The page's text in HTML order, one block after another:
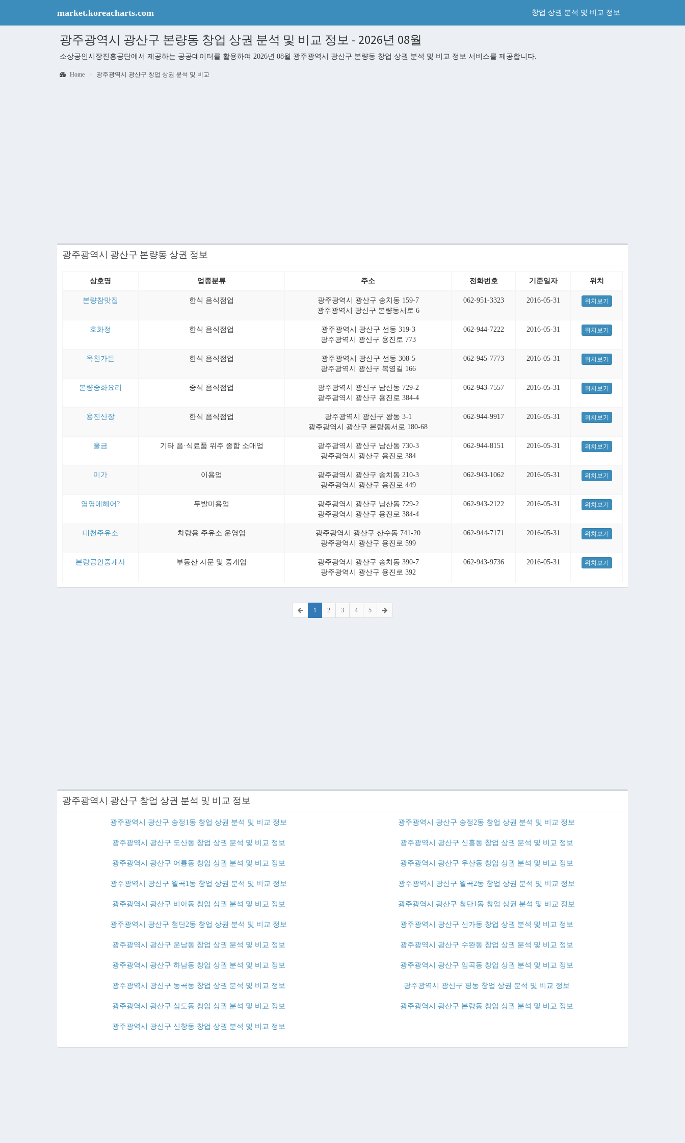
market.koreacharts.com 창업 상권 분석 및 비교 정보
광주광역시 광산구 본량동 창업 상권 분석 및 비교 정보 - 2026년 08월
소상공인시장진흥공단에서 제공하는 공공데이터를 활용하여 2026년 08월 광주광역시 광산구 본량동 창업 상권 분석 및 비교 정보 서비스를 제공합니다.
Home 광주광역시 광산구 창업 상권 분석 및 비교
광주광역시 광산구 본량동 상권 정보
상호명 업종분류 주소 전화번호 기준일자 위치
본량참맛집 한식 음식점업
광주광역시 광산구 송치동 159-7
광주광역시 광산구 본량동서로 6
062-951-3323 2016-05-31 위치보기
호화정 한식 음식점업
광주광역시 광산구 선동 319-3
광주광역시 광산구 용진로 773
062-944-7222 2016-05-31 위치보기
옥천가든 한식 음식점업
광주광역시 광산구 선동 308-5
광주광역시 광산구 복영길 166
062-945-7773 2016-05-31 위치보기
본량중화요리 중식 음식점업
광주광역시 광산구 남산동 729-2
광주광역시 광산구 용진로 384-4
062-943-7557 2016-05-31 위치보기
용진산장 한식 음식점업
광주광역시 광산구 왕동 3-1
광주광역시 광산구 본량동서로 180-68
062-944-9917 2016-05-31 위치보기
울금 기타 음·식료품 위주 종합 소매업
광주광역시 광산구 남산동 730-3
광주광역시 광산구 용진로 384
062-944-8151 2016-05-31 위치보기
미가 이용업
광주광역시 광산구 송치동 210-3
광주광역시 광산구 용진로 449
062-943-1062 2016-05-31 위치보기
염영애헤어? 두발미용업
광주광역시 광산구 남산동 729-2
광주광역시 광산구 용진로 384-4
062-943-2122 2016-05-31 위치보기
대천주유소 차량용 주유소 운영업
광주광역시 광산구 산수동 741-20
광주광역시 광산구 용진로 599
062-944-7171 2016-05-31 위치보기
본량공인중개사 부동산 자문 및 중개업
광주광역시 광산구 송치동 390-7
광주광역시 광산구 용진로 392
062-943-9736 2016-05-31 위치보기
1 2 3 4 5
광주광역시 광산구 창업 상권 분석 및 비교 정보
광주광역시 광산구 송정1동 창업 상권 분석 및 비교 정보 광주광역시 광산구 송정2동 창업 상권 분석 및 비교 정보
광주광역시 광산구 도산동 창업 상권 분석 및 비교 정보 광주광역시 광산구 신흥동 창업 상권 분석 및 비교 정보
광주광역시 광산구 어룡동 창업 상권 분석 및 비교 정보 광주광역시 광산구 우산동 창업 상권 분석 및 비교 정보
광주광역시 광산구 월곡1동 창업 상권 분석 및 비교 정보 광주광역시 광산구 월곡2동 창업 상권 분석 및 비교 정보
광주광역시 광산구 비아동 창업 상권 분석 및 비교 정보 광주광역시 광산구 첨단1동 창업 상권 분석 및 비교 정보
광주광역시 광산구 첨단2동 창업 상권 분석 및 비교 정보 광주광역시 광산구 신가동 창업 상권 분석 및 비교 정보
광주광역시 광산구 운남동 창업 상권 분석 및 비교 정보 광주광역시 광산구 수완동 창업 상권 분석 및 비교 정보
광주광역시 광산구 하남동 창업 상권 분석 및 비교 정보 광주광역시 광산구 임곡동 창업 상권 분석 및 비교 정보
광주광역시 광산구 동곡동 창업 상권 분석 및 비교 정보 광주광역시 광산구 평동 창업 상권 분석 및 비교 정보
광주광역시 광산구 삼도동 창업 상권 분석 및 비교 정보 광주광역시 광산구 본량동 창업 상권 분석 및 비교 정보
광주광역시 광산구 신창동 창업 상권 분석 및 비교 정보